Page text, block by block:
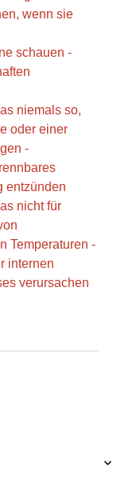
wenn sie
schauen -
niemals so,
oder einer
-
entzünden
nicht für
Temperaturen -
internen
verursachen